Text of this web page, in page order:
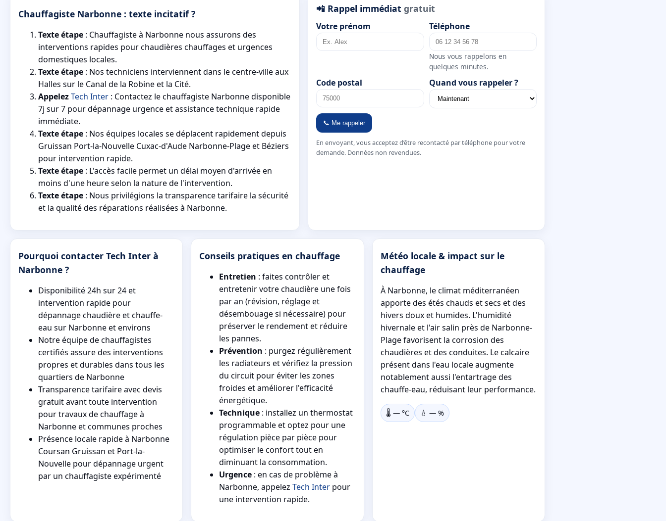
Chauffagiste Narbonne : texte incitatif ?
Texte étape : Chauffagiste à Narbonne nous assurons des
interventions rapides pour chaudières chauffages et urgences
domestiques locales.
Texte étape : Nos techniciens interviennent dans le centre-ville aux
Halles sur le Canal de la Robine et la Cité.
AppelezTech Inter : Contactez le chauffagiste Narbonne disponible
7j sur 7 pour dépannage urgence et assistance technique rapide
immédiate.
Texte étape : Nos équipes locales se déplacent rapidement depuis
Gruissan Port-la-Nouvelle Cuxac-d'Aude Narbonne-Plage et Béziers
pour intervention rapide.
Texte étape : L'accès facile permet un délai moyen d'arrivée en
moins d'une heure selon la nature de l'intervention.
Texte étape : Nous privilégions la transparence tarifaire la sécurité
et la qualité des réparations réalisées à Narbonne.
📲 Rappel immédiatgratuit
Votre prénom Téléphone
Nous vous rappelons en
quelques minutes.
Code postal Quand vous rappeler ?
📞 Me rappeler
En envoyant, vous acceptez d’être recontacté par téléphone pour votre
demande. Données non revendues.
Pourquoi contacter Tech Inter à
Narbonne ?
Disponibilité 24h sur 24 et
intervention rapide pour
dépannage chaudière et chauffe-
eau sur Narbonne et environs
Notre équipe de chauffagistes
certifiés assure des interventions
propres et durables dans tous les
quartiers de Narbonne
Transparence tarifaire avec devis
gratuit avant toute intervention
pour travaux de chauffage à
Narbonne et communes proches
Présence locale rapide à Narbonne
Coursan Gruissan et Port-la-
Nouvelle pour dépannage urgent
par un chauffagiste expérimenté
Conseils pratiques en chauffage
Entretien : faites contrôler et
entretenir votre chaudière une fois
par an (révision, réglage et
désembouage si nécessaire) pour
préserver le rendement et réduire
les pannes.
Prévention : purgez régulièrement
les radiateurs et vérifiez la pression
du circuit pour éviter les zones
froides et améliorer l'efficacité
énergétique.
Technique : installez un thermostat
programmable et optez pour une
régulation pièce par pièce pour
optimiser le confort tout en
diminuant la consommation.
Urgence : en cas de problème à
Narbonne, appelezTech Inter pour
une intervention rapide.
Météo locale & impact sur le
chauffage
À Narbonne, le climat méditerranéen
apporte des étés chauds et secs et des
hivers doux et humides. L'humidité
hivernale et l'air salin près de Narbonne-
Plage favorisent la corrosion des
chaudières et des conduites. Le calcaire
présent dans l'eau locale augmente
notablement aussi l'entartrage des
chauffe-eau, réduisant leur performance.
🌡️ —°C 💧 —%